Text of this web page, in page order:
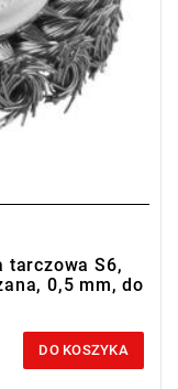
tarczowa S6,
0,5 mm, do
DO KOSZYKA